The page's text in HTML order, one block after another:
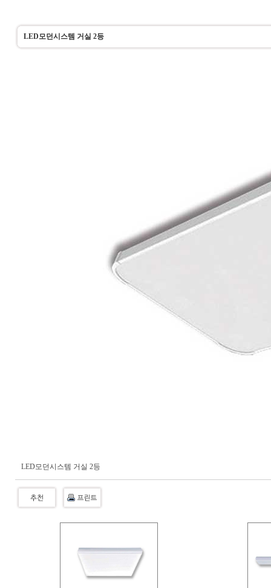
LED모던시스템 거실 2등
LED모던시스템 거실 2등